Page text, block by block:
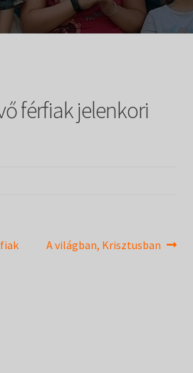
férfiak jelenkori
Next
A világban, Krisztusban